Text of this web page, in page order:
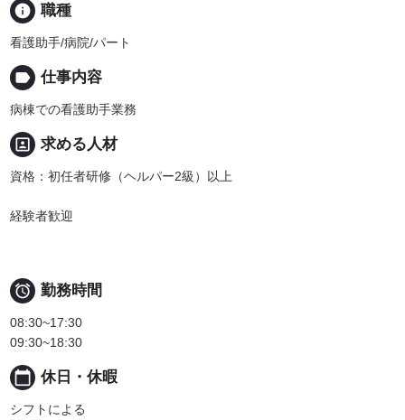
info 職種
看護助手/病院/パート
label 仕事内容
病棟での看護助手業務
portrait 求める人材
資格：初任者研修（ヘルパー2級）以上
経験者歓迎
 勤務時間
08:30~17:30
09:30~18:30
calendar_today 休日・休暇
シフトによる